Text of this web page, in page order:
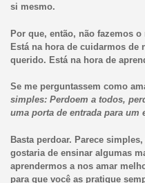
si mesmo.
Por que, então, não fazemos
Está na hora de cuidarmos
querido. Está na hora de
Se me perguntassem como
simples: Perdoem a todos,
uma porta de entrada para um
Basta perdoar. Parece
gostaria de ensinar algumas
aprendermos a nos amar
para que você as pratique